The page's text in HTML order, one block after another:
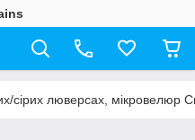
сірих люверсах, мікровелюр